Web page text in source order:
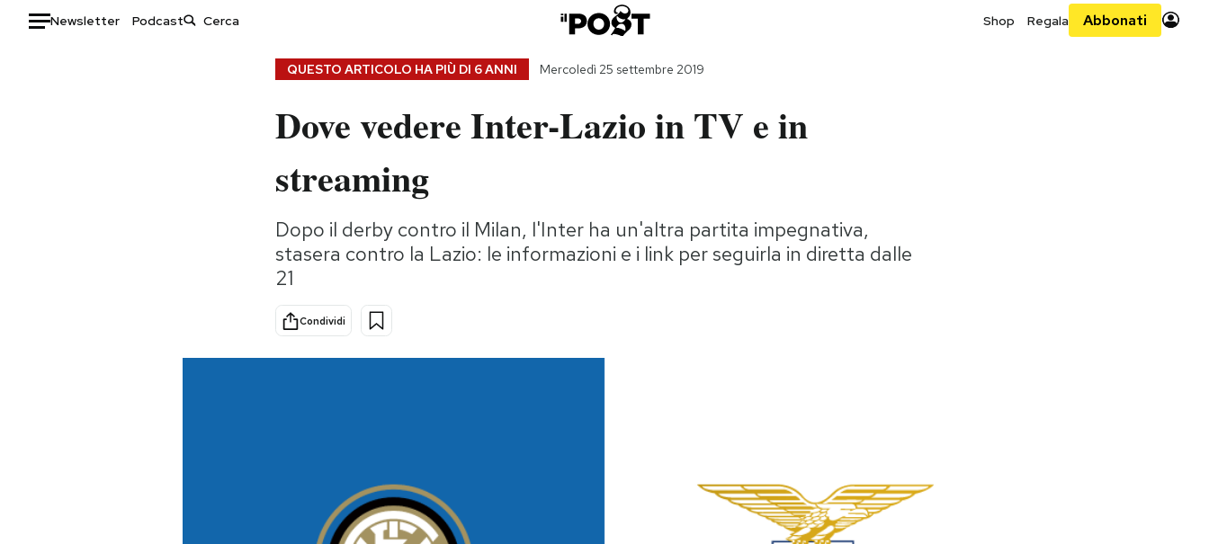
Newsletter Podcast Shop Regala Abbonati
Storie/Idee
Ok Boomer!
Altrecose
Mondiali calcio 2026
QUESTO ARTICOLO HA PIÙ DI 6 ANNI Mercoledì 25 settembre 2019
Dove vedere Inter-Lazio in TV e in
streaming
Dopo il derby contro il Milan, l'Inter ha un'altra partita impegnativa,
stasera contro la Lazio: le informazioni e i link per seguirla in diretta dalle
21
Condividi